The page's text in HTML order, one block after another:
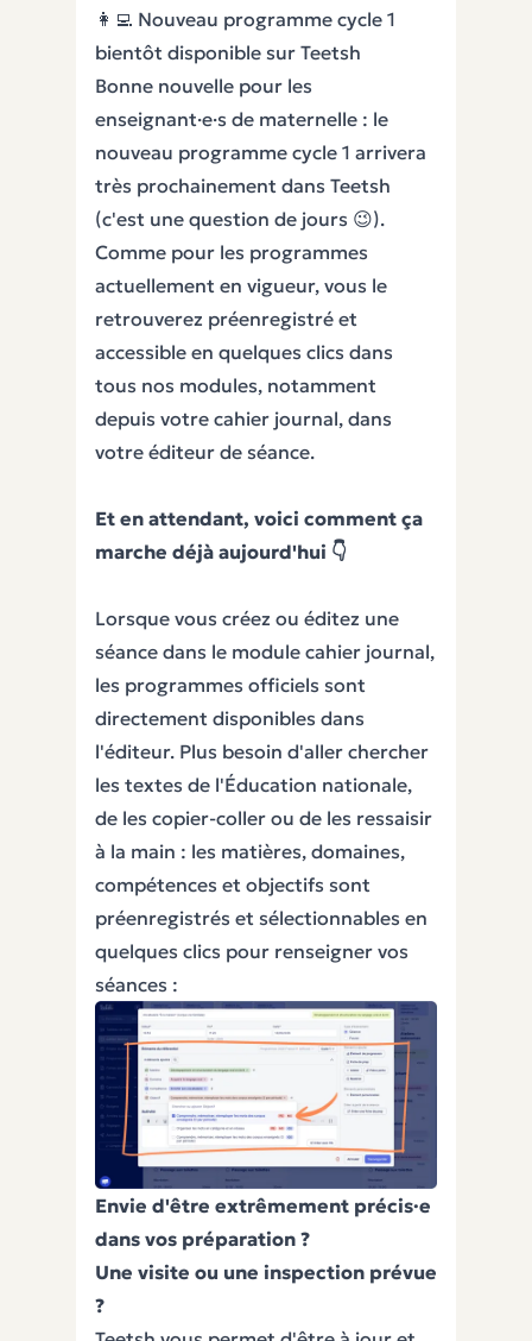
👩‍💻 Nouveau programme cycle 1
bientôt disponible sur Teetsh
Bonne nouvelle pour les
enseignant·e·s de maternelle : le
nouveau programme cycle 1 arrivera
très prochainement dans Teetsh
(c'est une question de jours 😉).
Comme pour les programmes
actuellement en vigueur, vous le
retrouverez préenregistré et
accessible en quelques clics dans
tous nos modules, notamment
depuis votre cahier journal, dans
votre éditeur de séance.
Et en attendant, voici comment ça
marche déjà aujourd'hui 👇
Lorsque vous créez ou éditez une
séance dans le module cahier journal,
les programmes officiels sont
directement disponibles dans
l'éditeur. Plus besoin d'aller chercher
les textes de l'Éducation nationale,
de les copier-coller ou de les ressaisir
à la main : les matières, domaines,
compétences et objectifs sont
préenregistrés et sélectionnables en
quelques clics pour renseigner vos
séances :
Envie d'être extrêmement précis·e
dans vos préparation ?
Une visite ou une inspection prévue
?